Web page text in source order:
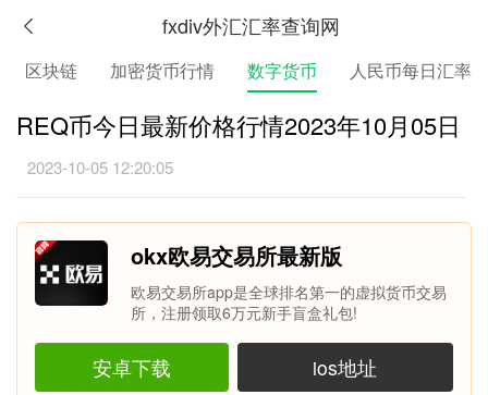
fxdiv外汇汇率查询网
区块链 加密货币行情 数字货币 人民币每日汇率
REQ币今日最新价格行情2023年10月05日
2023-10-05 12:20:05
okx欧易交易所最新版
欧易交易所app是全球排名第一的虚拟货币交易
所，注册领取6万元新手盲盒礼包!
安卓下载 ios地址